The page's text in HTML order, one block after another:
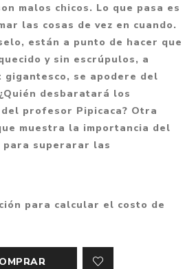
malos chicos. Lo que pasa es
las cosas de vez en cuando.
están a punto de hacer que
y sin escrúpulos, a
gigantesco, se apodere del
desbaratará los
profesor Pipicaca? Otra
muestra la importancia del
superarar las
para calcular el costo de